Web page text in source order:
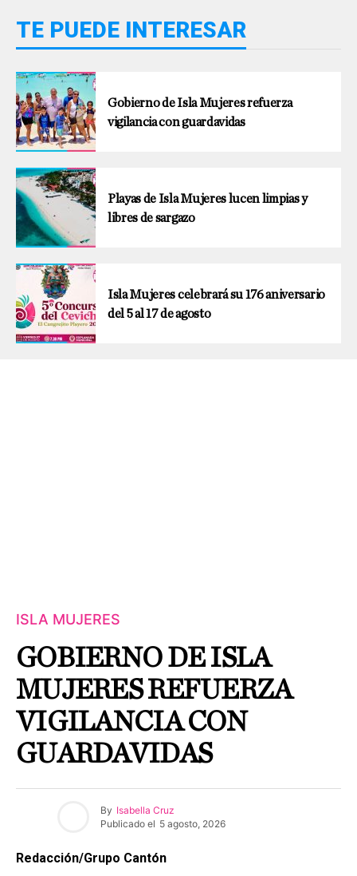
TE PUEDE INTERESAR
Gobierno de Isla Mujeres refuerza
vigilancia con guardavidas
Playas de Isla Mujeres lucen limpias y
libres de sargazo
Isla Mujeres celebrará su 176 aniversario
del 5 al 17 de agosto
ISLA MUJERES
GOBIERNO DE ISLA
MUJERES REFUERZA
VIGILANCIA CON
GUARDAVIDAS
By Isabella Cruz
Publicado el 5 agosto, 2026
Redacción/Grupo Cantón